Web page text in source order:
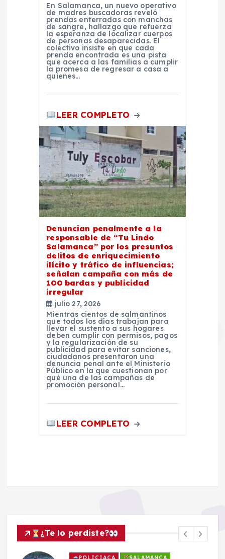
En Salamanca, un nuevo operativo
de madres buscadoras reveló
prendas enterradas con manchas
de sangre, hallazgo que refuerza
la esperanza de localizar cuerpos
de personas desaparecidas. El
colectivo insiste en que cada
prenda encontrada es una pista
que acerca a las familias a cumplir
la promesa de regresar a casa a
quienes…
LEER COMPLETO
Denuncian penalmente a la
responsable de “Tu Lindo
Salamanca” por los presuntos
delitos de enriquecimiento
ilícito y tráfico de influencias;
señalan campaña con más de
100 bardas y publicidad
irregular
julio 27, 2026
Mientras cientos de salmantinos
que todos los días trabajan para
llevar el sustento a sus hogares
deben cumplir con permisos, pagos
y la regularización de su
publicidad para evitar sanciones,
ciudadanos presentaron una
denuncia penal ante el Ministerio
Público en la que cuestionan por
qué una de las campañas de
promoción personal…
LEER COMPLETO
¿Te lo perdiste?
POLICIACA SALAMANCA